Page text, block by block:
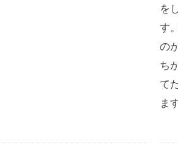
を
す
の
ち
て
ま